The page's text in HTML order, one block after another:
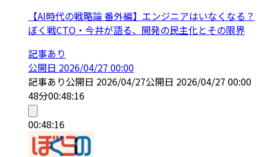
【AI時代の戦略論 番外編】エンジニアはいなくなる？
ぼく戦CTO・今井が語る、開発の民主化とその限界
記事あり
公開日 2026/04/27 00:00
記事あり公開日 2026/04/27公開日 2026/04/27 00:00
48分00:48:16
00:48:16